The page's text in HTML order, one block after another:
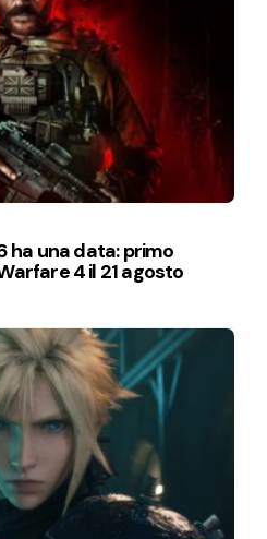
ha una data: primo
4 il 21 agosto